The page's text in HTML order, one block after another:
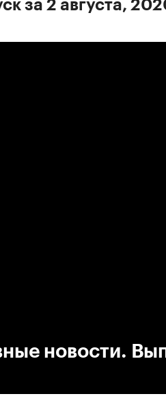
за 2 августа,
новости.